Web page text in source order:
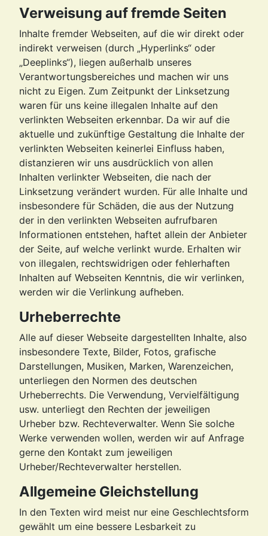
Verweisung auf fremde Seiten
Inhalte fremder Webseiten, auf die wir direkt oder
indirekt verweisen (durch „Hyperlinks“ oder
„Deeplinks“), liegen außerhalb unseres
Verantwortungsbereiches und machen wir uns
nicht zu Eigen. Zum Zeitpunkt der Linksetzung
waren für uns keine illegalen Inhalte auf den
verlinkten Webseiten erkennbar. Da wir auf die
aktuelle und zukünftige Gestaltung die Inhalte der
verlinkten Webseiten keinerlei Einfluss haben,
distanzieren wir uns ausdrücklich von allen
Inhalten verlinkter Webseiten, die nach der
Linksetzung verändert wurden. Für alle Inhalte und
insbesondere für Schäden, die aus der Nutzung
der in den verlinkten Webseiten aufrufbaren
Informationen entstehen, haftet allein der Anbieter
der Seite, auf welche verlinkt wurde. Erhalten wir
von illegalen, rechtswidrigen oder fehlerhaften
Inhalten auf Webseiten Kenntnis, die wir verlinken,
werden wir die Verlinkung aufheben.
Urheberrechte
Alle auf dieser Webseite dargestellten Inhalte, also
insbesondere Texte, Bilder, Fotos, grafische
Darstellungen, Musiken, Marken, Warenzeichen,
unterliegen den Normen des deutschen
Urheberrechts. Die Verwendung, Vervielfältigung
usw. unterliegt den Rechten der jeweiligen
Urheber bzw. Rechteverwalter. Wenn Sie solche
Werke verwenden wollen, werden wir auf Anfrage
gerne den Kontakt zum jeweiligen
Urheber/Rechteverwalter herstellen.
Allgemeine Gleichstellung
In den Texten wird meist nur eine Geschlechtsform
gewählt um eine bessere Lesbarkeit zu